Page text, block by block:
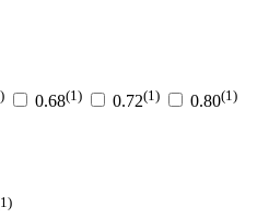
0.68(1) 0.72(1) 0.80(1)